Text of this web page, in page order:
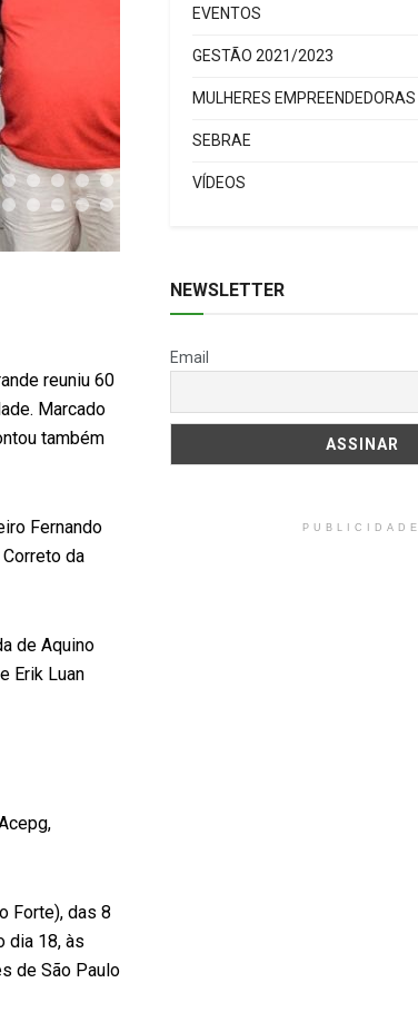
reuniu 60
Marcado
também
Fernando
da
de Aquino
Erik Luan
Forte), das 8
dia 18, às
de São Paulo
EVENTOS
GESTÃO 2021/2023
MULHERES EMPREENDEDORAS
SEBRAE
VÍDEOS
NEWSLETTER
Email
PUBLICIDADE